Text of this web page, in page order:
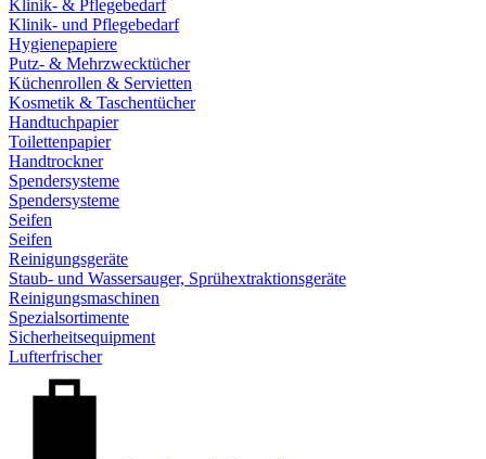
Klinik- & Pflegebedarf
Klinik- und Pflegebedarf
Hygienepapiere
Putz- & Mehrzwecktücher
Küchenrollen & Servietten
Kosmetik & Taschentücher
Handtuchpapier
Toilettenpapier
Handtrockner
Spendersysteme
Spendersysteme
Seifen
Seifen
Reinigungsgeräte
Staub- und Wassersauger, Sprühextraktionsgeräte
Reinigungsmaschinen
Spezialsortimente
Sicherheitsequipment
Lufterfrischer